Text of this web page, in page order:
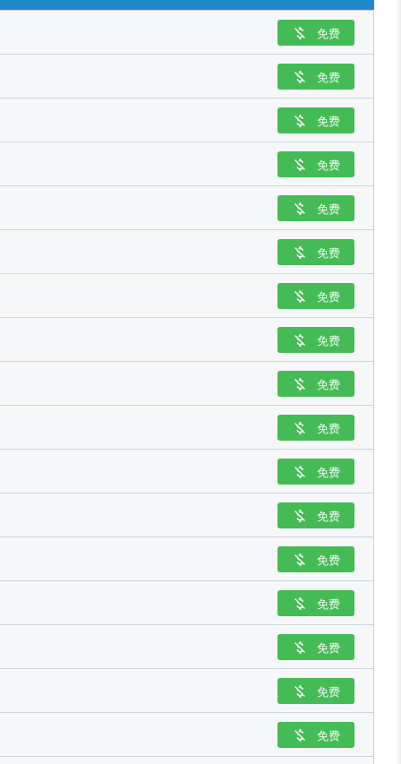
 免费
 免费
 免费
 免费
 免费
 免费
 免费
 免费
 免费
 免费
 免费
 免费
 免费
 免费
 免费
 免费
 免费